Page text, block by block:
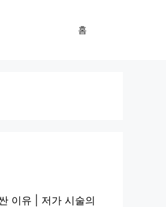
홈
이유 | 저가 시술의